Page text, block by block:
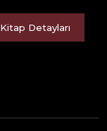
Kitap Detayları